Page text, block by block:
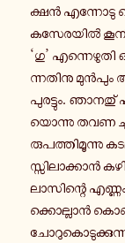
ക്ഷൻ എ­ന്നോ­ടു
ക­സേ­ര­യിൽ
‘ഗു’
ന്ന­തി­നു മുൻ­പും
പു­ര­ട്ടും. ഞാ­ന­തു്
യൊ­ന്നു തവണ
രു­പ­ത്തി­മൂ­ന്നു
സ്സി­ലാ­ക്കാൻ
ലാ­സി­ന്റെ
ക്കൊ­ല്ലാൻ